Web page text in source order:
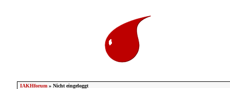
IAKHforum» Nicht eingeloggt